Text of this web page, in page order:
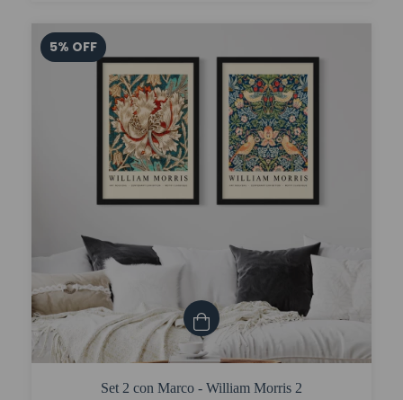
5% OFF
Set 2 con Marco - William Morris 2